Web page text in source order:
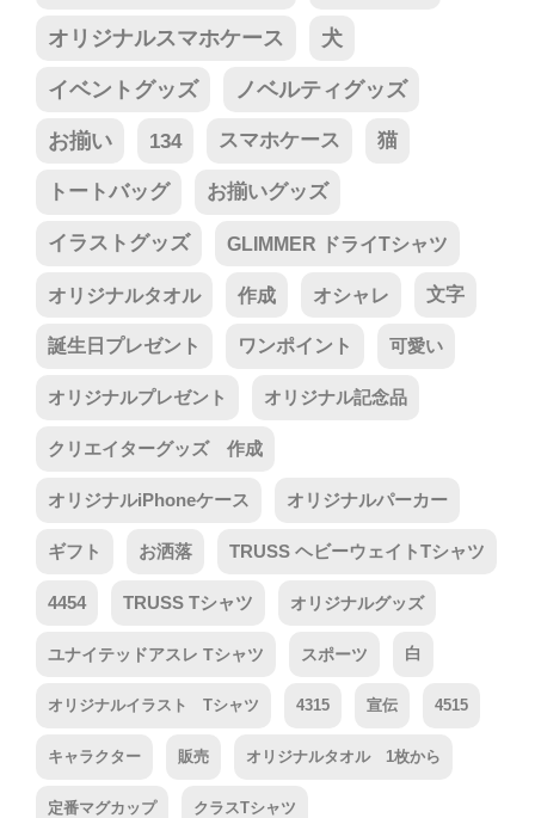
オリジナルスマホケース 犬
イベントグッズ ノベルティグッズ
お揃い 134 スマホケース 猫
トートバッグ お揃いグッズ
イラストグッズ GLIMMER ドライTシャツ
オリジナルタオル 作成 オシャレ 文字
誕生日プレゼント ワンポイント 可愛い
オリジナルプレゼント オリジナル記念品
クリエイターグッズ 作成
オリジナルiPhoneケース オリジナルパーカー
ギフト お洒落 TRUSS ヘビーウェイトTシャツ
4454 TRUSS Tシャツ オリジナルグッズ
ユナイテッドアスレ Tシャツ スポーツ 白
オリジナルイラスト Tシャツ 4315 宣伝 4515
キャラクター 販売 オリジナルタオル 1枚から
定番マグカップ クラスTシャツ